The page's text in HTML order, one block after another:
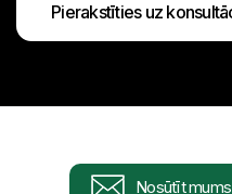
Pierakstīties uz
Nosūtīt